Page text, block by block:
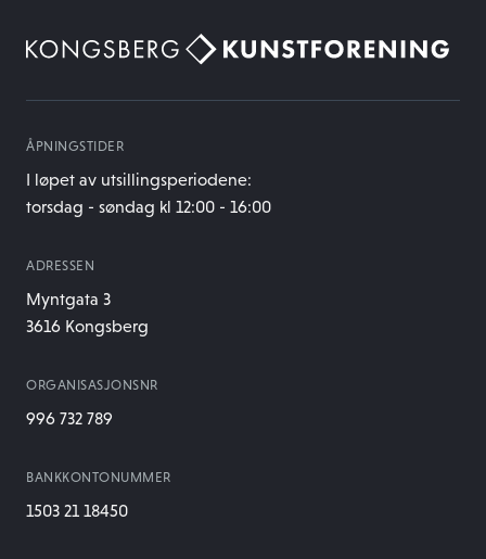
ÅPNINGSTIDER
I løpet av utsillingsperiodene:
torsdag - søndag kl 12:00 - 16:00
ADRESSEN
Myntgata 3
3616 Kongsberg
ORGANISASJONSNR
996 732 789
BANKKONTONUMMER
1503 21 18450